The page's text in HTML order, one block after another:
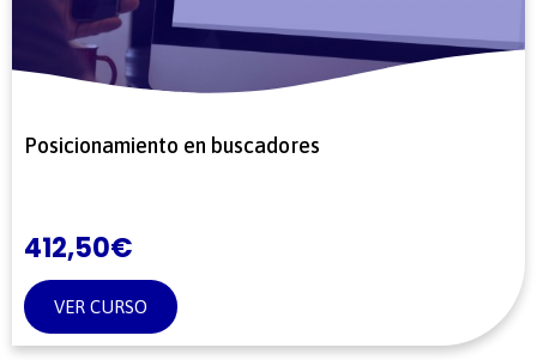
Posicionamiento en buscadores
412,50€
VER CURSO